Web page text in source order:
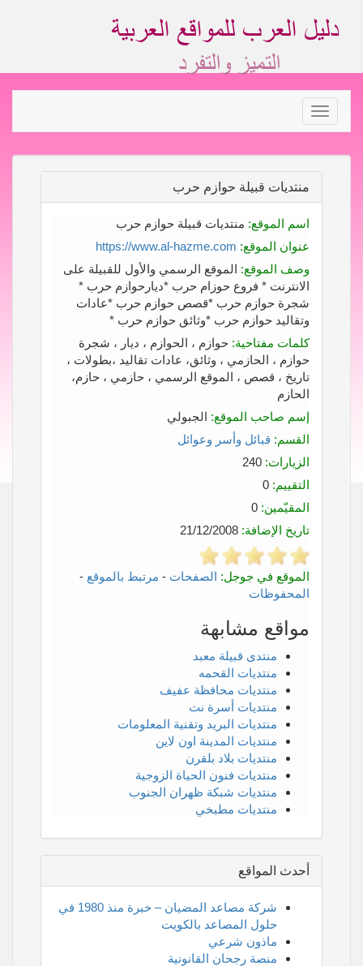
Toggle
navigation
منتديات قبيلة حوازم حرب
اسم الموقع: منتديات قبيلة حوازم حرب
عنوان الموقع: https://www.al-hazme.com
وصف الموقع: الموقع الرسمي والأول للقبيلة على
الانترنت * فروع حوزام حرب *ديارحوازم حرب *
شجرة حوازم حرب *قصص حوازم حرب *عادات
وتقاليد حوازم حرب *وثائق حوازم حرب *
كلمات مفتاحية: حوازم ، الحوازم ، ديار ، شجرة
حوازم ، الحازمي ، وثائق، عادات تقاليد ،بطولات ،
تاريخ ، قصص ، الموقع الرسمي ، حازمي ، حازم،
الحازم
إسم صاحب الموقع: الجبولي
القسم: قبائل وأسر وعوائل
الزيارات:
التقييم:
المقيّمين:
تاريخ الإضافة:
الموقع في جوجل: الصفحات - مرتبط بالموقع -
المحفوظات
مواقع مشابهة
منتدى قبيلة معبد
منتديات القحمه
منتديات محافظة عفيف
منتديات أسرة نت
منتديات البريد وتقنية المعلومات
منتديات المدينة اون لاين
منتديات بلاد بلقرن
منتديات فنون الحياة الزوجية
منتديات شبكة ظهران الجنوب
منتديات مطبخي
أحدث المواقع
شركة مصاعد المضيان – خبرة منذ 1980 في
حلول المصاعد بالكويت
ماذون شرعي
منصة رجحان القانونية